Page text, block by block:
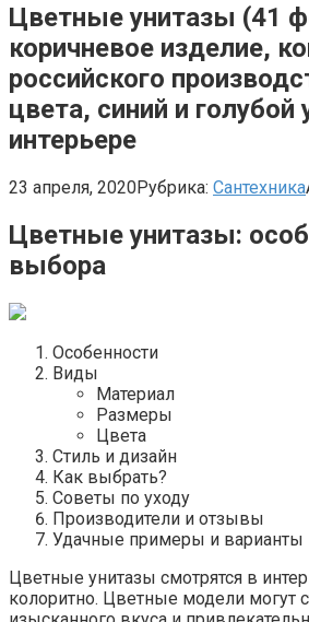
Цветные унитазы (41
коричневое изделие,
российского
цвета, синий и голубой
интерьере
23 апреля, 2020Рубрика: Сантехника
Цветные унитазы:
выбора
Особенности
Виды
Материал
Размеры
Цвета
Стиль и дизайн
Как выбрать?
Советы по уходу
Производители и отзывы
Удачные примеры и варианты
Цветные унитазы смотрятся в
колоритно. Цветные модели могут